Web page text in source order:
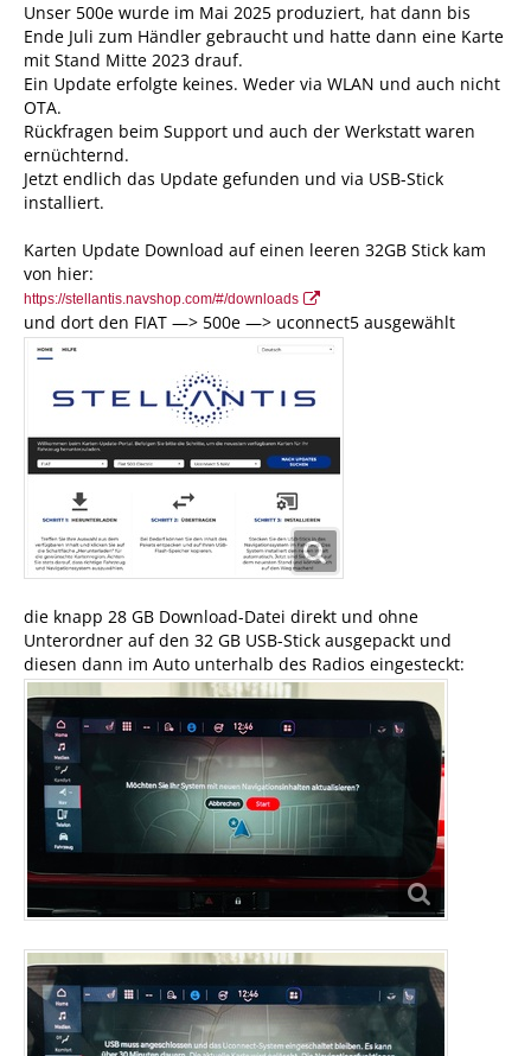
Unser 500e wurde im Mai 2025 produziert, hat dann bis
Ende Juli zum Händler gebraucht und hatte dann eine Karte
mit Stand Mitte 2023 drauf.
Ein Update erfolgte keines. Weder via WLAN und auch nicht
OTA.
Rückfragen beim Support und auch der Werkstatt waren
ernüchternd.
Jetzt endlich das Update gefunden und via USB-Stick
installiert.
Karten Update Download auf einen leeren 32GB Stick kam
von hier:
https://stellantis.navshop.com/#/downloads
und dort den FIAT —> 500e —> uconnect5 ausgewählt
die knapp 28 GB Download-Datei direkt und ohne
Unterordner auf den 32 GB USB-Stick ausgepackt und
diesen dann im Auto unterhalb des Radios eingesteckt: